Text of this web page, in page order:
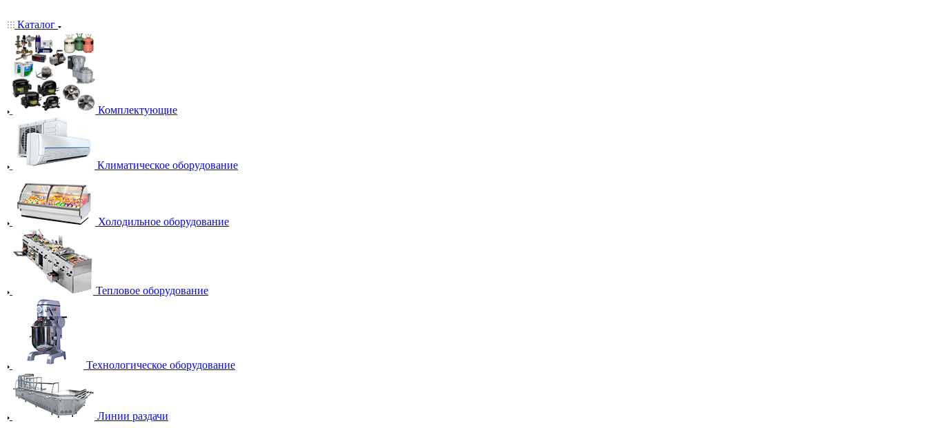
Каталог
Комплектующие
Климатическое оборудование
Холодильное оборудование
Тепловое оборудование
Технологическое оборудование
Линии раздачи